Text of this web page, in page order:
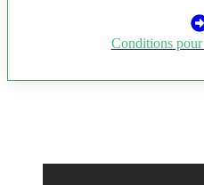
Conditions